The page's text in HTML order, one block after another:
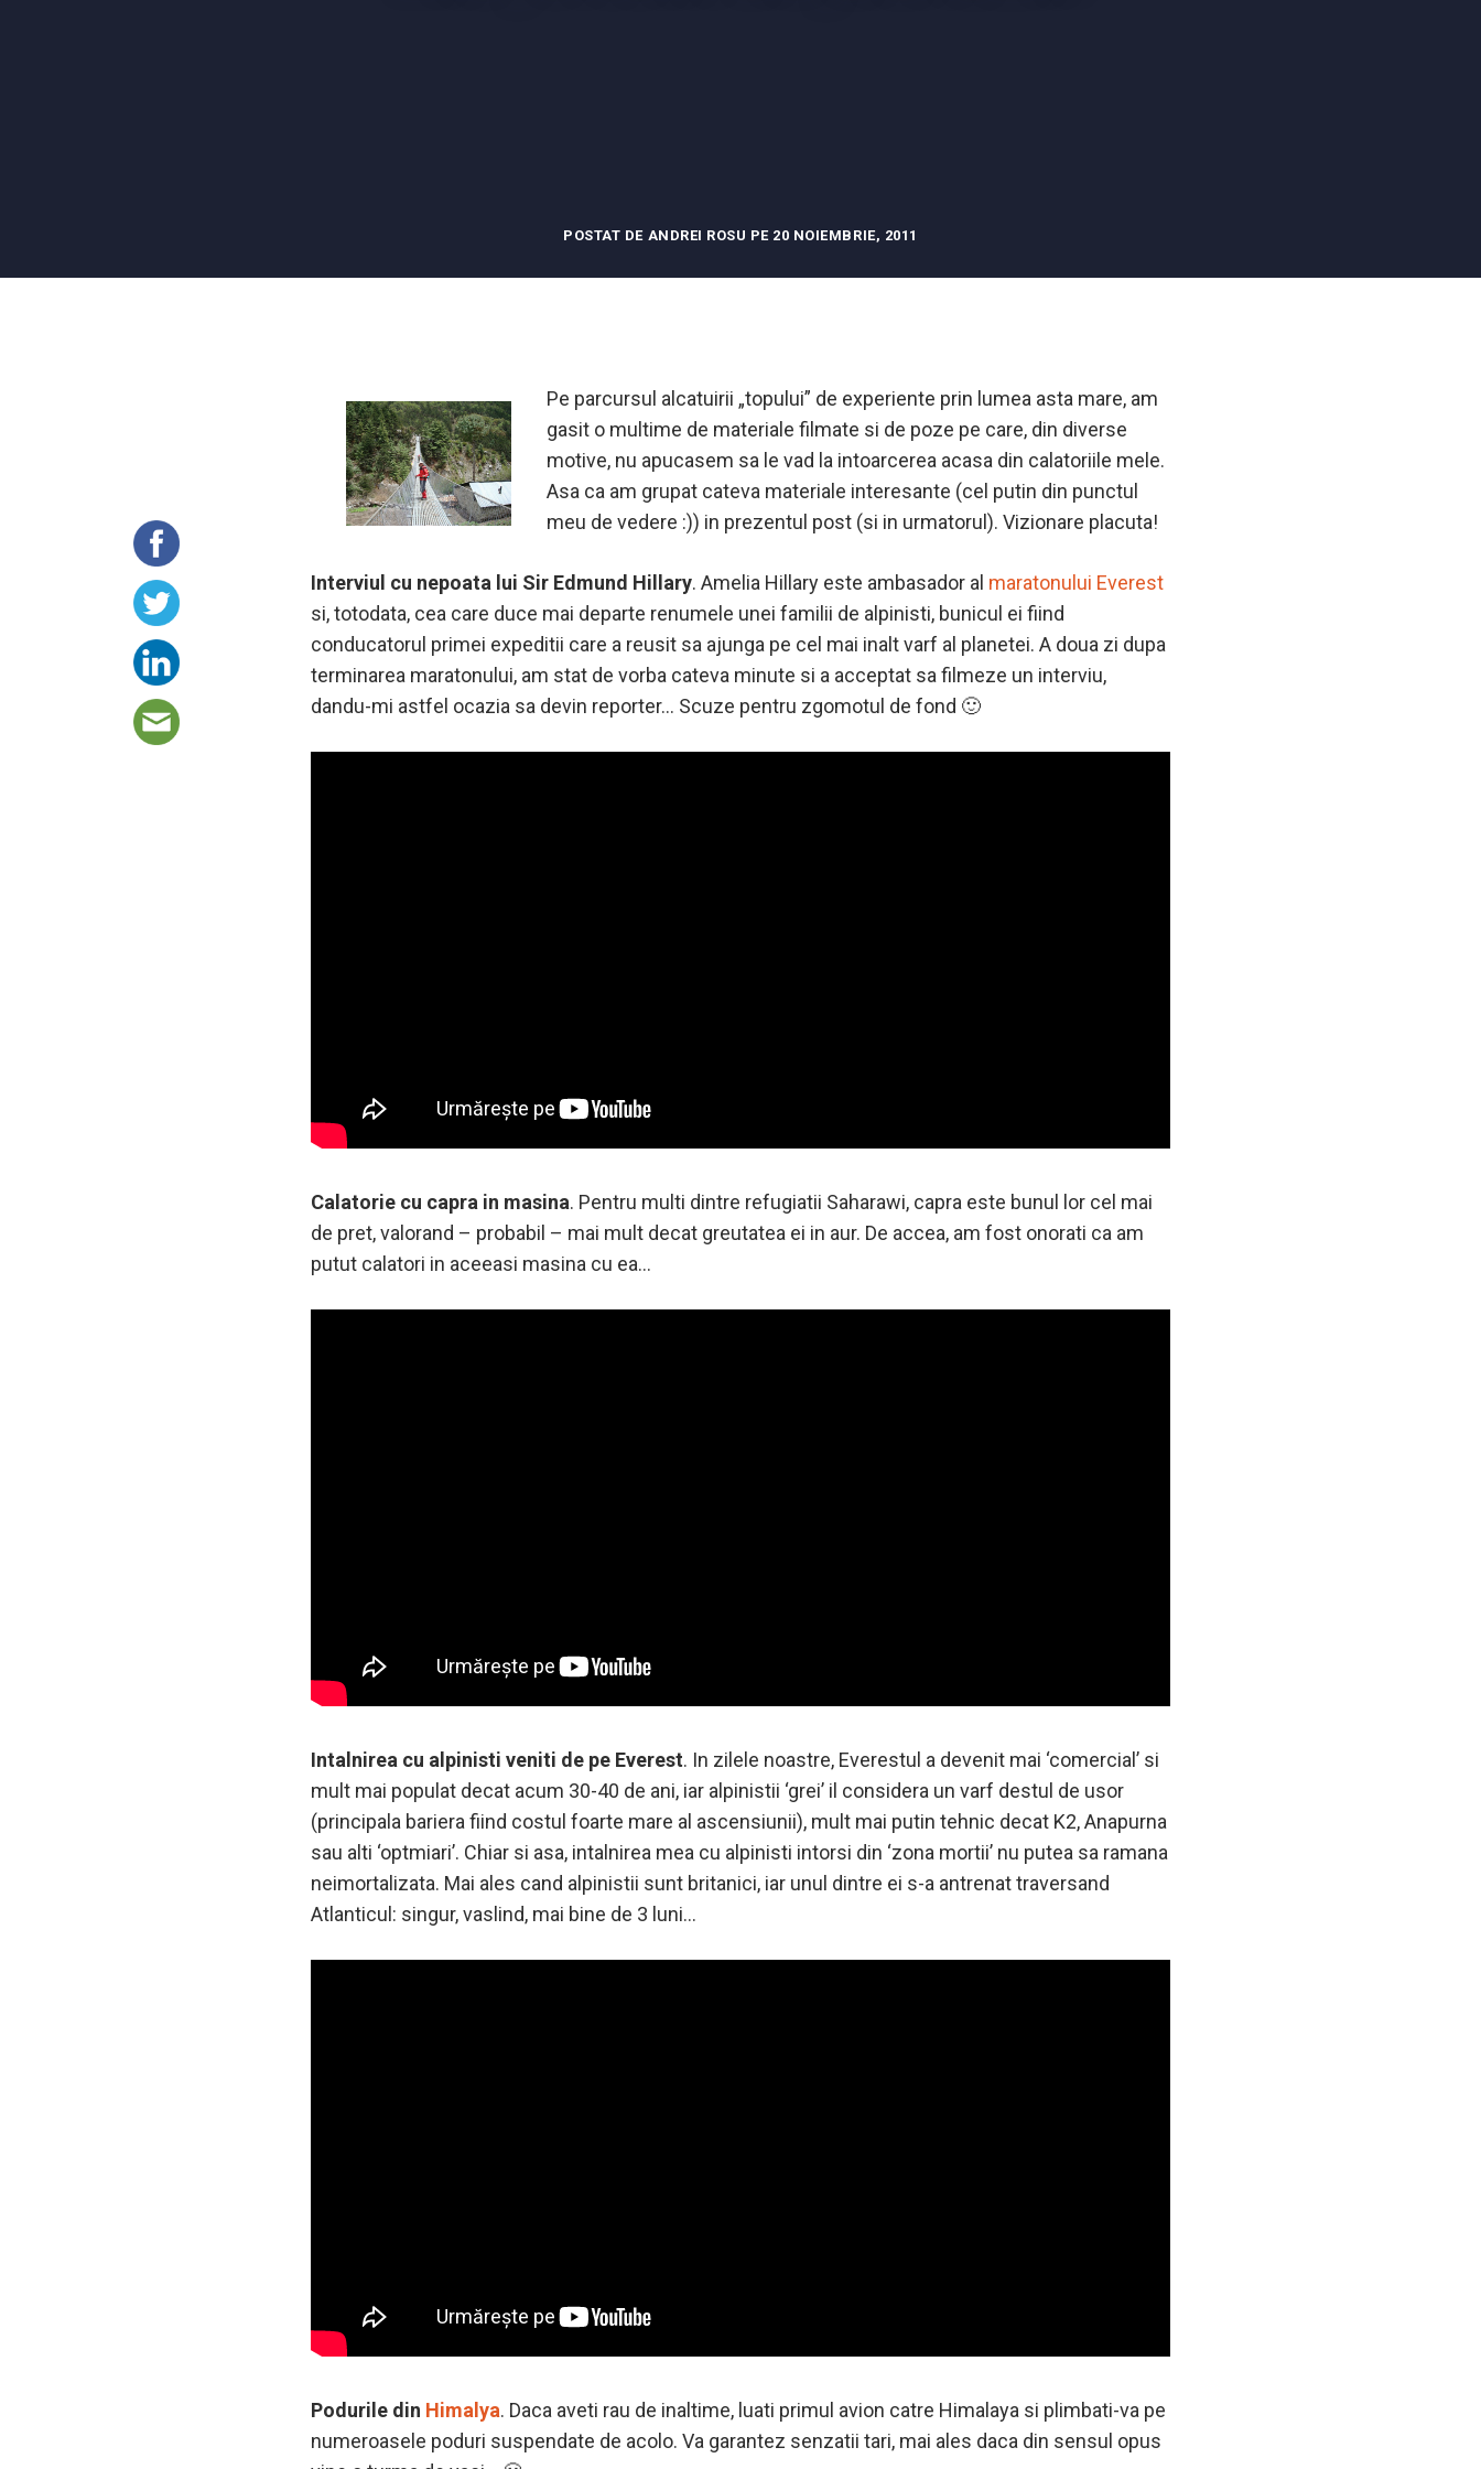
POSTAT DE ANDREI ROSU PE 20 NOIEMBRIE, 2011
Pe parcursul alcatuirii „topului” de experiente prin lumea asta mare, am
gasit o multime de materiale filmate si de poze pe care, din diverse
motive, nu apucasem sa le vad la intoarcerea acasa din calatoriile mele.
Asa ca am grupat cateva materiale interesante (cel putin din punctul
meu de vedere :)) in prezentul post (si in urmatorul). Vizionare placuta!
Interviul cu nepoata lui Sir Edmund Hillary. Amelia Hillary este ambasador al maratonului Everest
si, totodata, cea care duce mai departe renumele unei familii de alpinisti, bunicul ei fiind
conducatorul primei expeditii care a reusit sa ajunga pe cel mai inalt varf al planetei. A doua zi dupa
terminarea maratonului, am stat de vorba cateva minute si a acceptat sa filmeze un interviu,
dandu-mi astfel ocazia sa devin reporter… Scuze pentru zgomotul de fond 🙂
Calatorie cu capra in masina. Pentru multi dintre refugiatii Saharawi, capra este bunul lor cel mai
de pret, valorand – probabil – mai mult decat greutatea ei in aur. De accea, am fost onorati ca am
putut calatori in aceeasi masina cu ea…
Intalnirea cu alpinisti veniti de pe Everest. In zilele noastre, Everestul a devenit mai ‘comercial’ si
mult mai populat decat acum 30-40 de ani, iar alpinistii ‘grei’ il considera un varf destul de usor
(principala bariera fiind costul foarte mare al ascensiunii), mult mai putin tehnic decat K2, Anapurna
sau alti ‘optmiari’. Chiar si asa, intalnirea mea cu alpinisti intorsi din ‘zona mortii’ nu putea sa ramana
neimortalizata. Mai ales cand alpinistii sunt britanici, iar unul dintre ei s-a antrenat traversand
Atlanticul: singur, vaslind, mai bine de 3 luni…
Podurile din Himalya. Daca aveti rau de inaltime, luati primul avion catre Himalaya si plimbati-va pe
numeroasele poduri suspendate de acolo. Va garantez senzatii tari, mai ales daca din sensul opus